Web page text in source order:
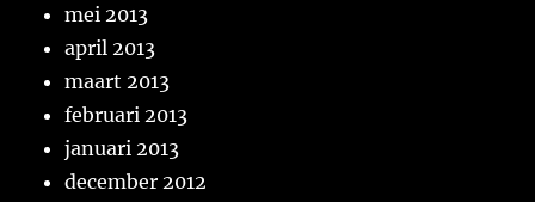
mei 2013
april 2013
maart 2013
februari 2013
januari 2013
december 2012